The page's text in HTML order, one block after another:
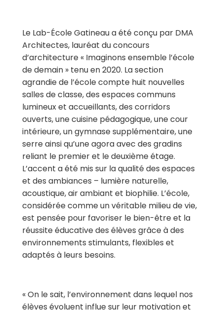
Le Lab-École Gatineau a été conçu par DMA
Architectes, lauréat du concours
d’architecture « Imaginons ensemble l’école
de demain » tenu en 2020. La section
agrandie de l’école compte huit nouvelles
salles de classe, des espaces communs
lumineux et accueillants, des corridors
ouverts, une cuisine pédagogique, une cour
intérieure, un gymnase supplémentaire, une
serre ainsi qu’une agora avec des gradins
reliant le premier et le deuxième étage.
L’accent a été mis sur la qualité des espaces
et des ambiances – lumière naturelle,
acoustique, air ambiant et biophilie. L’école,
considérée commeun véritable milieu de vie,
est pensée pour favoriser le bien-être et la
réussite éducative des élèves grâce à des
environnements stimulants, flexibles et
adaptés à leurs besoins.
« On le sait, l’environnement dans lequel nos
élèves évoluent influe sur leur motivation et